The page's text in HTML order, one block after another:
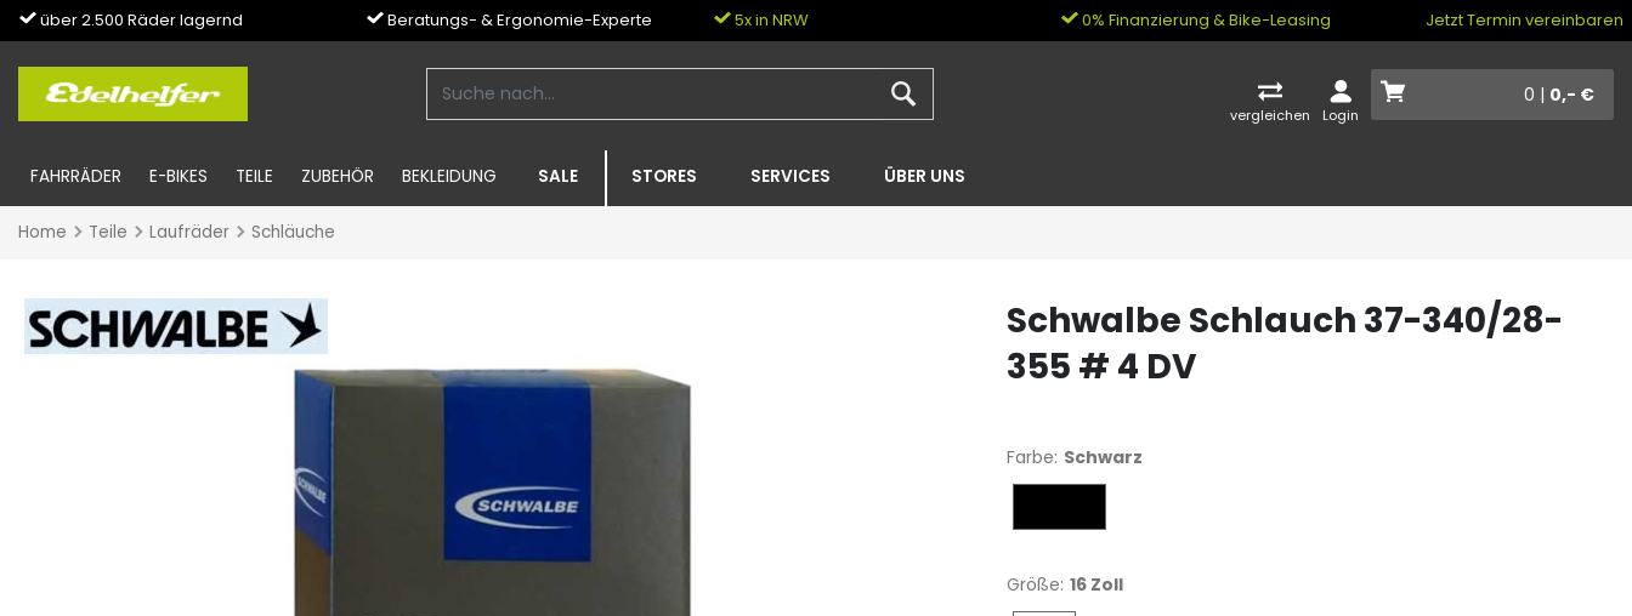
über 2.500 Räder lagernd Beratungs- & Ergonomie-Experte 5x in NRW 0% Finanzierung & Bike-Leasing Jetzt Termin vereinbaren
vergleichen Login
0 | 0,- €
FAHRRÄDER E-BIKES TEILE ZUBEHÖR BEKLEIDUNG SALE STORES SERVICES ÜBER UNS
Home Teile Laufräder Schläuche
Schwalbe Schlauch 37-340/28-
355 # 4 DV
Farbe: Schwarz
Größe: 16 Zoll